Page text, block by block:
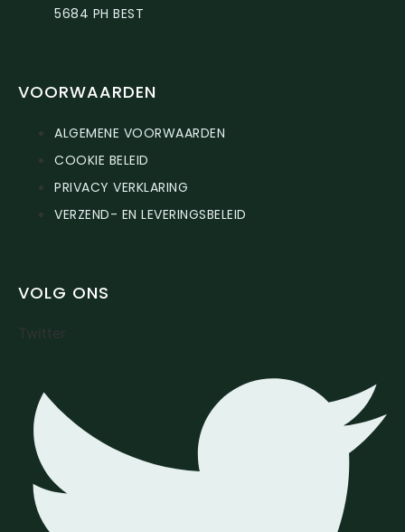
5684 PH BEST
VOORWAARDEN
ALGEMENE VOORWAARDEN
COOKIE BELEID
PRIVACY VERKLARING
VERZEND- EN LEVERINGSBELEID
VOLG ONS
Twitter